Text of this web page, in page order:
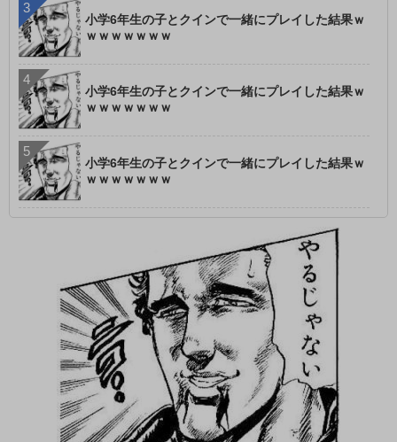
小学6年生の子とクインで一緒にプレイした結果ｗ
ｗｗｗｗｗｗｗ
小学6年生の子とクインで一緒にプレイした結果ｗ
ｗｗｗｗｗｗｗ
小学6年生の子とクインで一緒にプレイした結果ｗ
ｗｗｗｗｗｗｗ